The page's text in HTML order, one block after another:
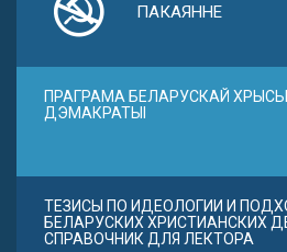
ПАКАЯННЕ
ПРАГРАМА БЕЛАРУСКАЙ
ДЭМАКРАТЫІ
ТЕЗИСЫ ПО ИДЕОЛОГИИ И
БЕЛАРУСКИХ ХРИСТИАНСКИХ
СПРАВОЧНИК ДЛЯ ЛЕКТОРА